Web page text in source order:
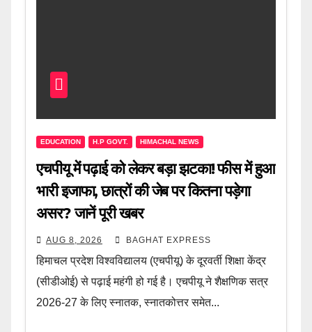
EDUCATION H.P GOVT. HIMACHAL NEWS
एचपीयू में पढ़ाई को लेकर बड़ा झटका! फीस में हुआ
भारी इजाफा, छात्रों की जेब पर कितना पड़ेगा
असर? जानें पूरी खबर
AUG 8, 2026 BAGHAT EXPRESS
हिमाचल प्रदेश विश्वविद्यालय (एचपीयू) के दूरवर्ती शिक्षा केंद्र
(सीडीओई) से पढ़ाई महंगी हो गई है। एचपीयू ने शैक्षणिक सत्र
2026-27 के लिए स्नातक, स्नातकोत्तर समेत...